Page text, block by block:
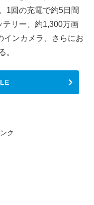
1回の充電で約5日間
リー、約1,300万画
インカメラ、さらにお
。
ク